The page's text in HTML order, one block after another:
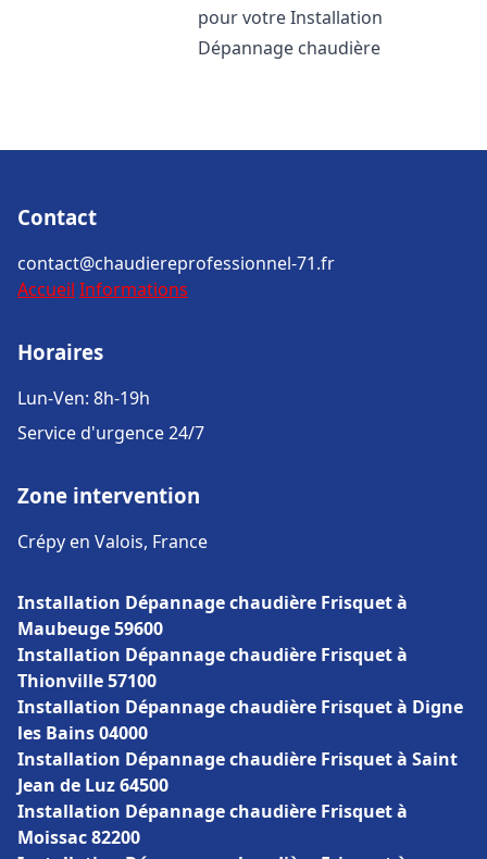
pour votre Installation
Dépannage chaudière
Contact
contact@chaudiereprofessionnel-71.fr
Accueil Informations
Horaires
Lun-Ven: 8h-19h
Service d'urgence 24/7
Zone intervention
Crépy en Valois, France
Installation Dépannage chaudière Frisquet à
Maubeuge 59600
Installation Dépannage chaudière Frisquet à
Thionville 57100
Installation Dépannage chaudière Frisquet à Digne
les Bains 04000
Installation Dépannage chaudière Frisquet à Saint
Jean de Luz 64500
Installation Dépannage chaudière Frisquet à
Moissac 82200